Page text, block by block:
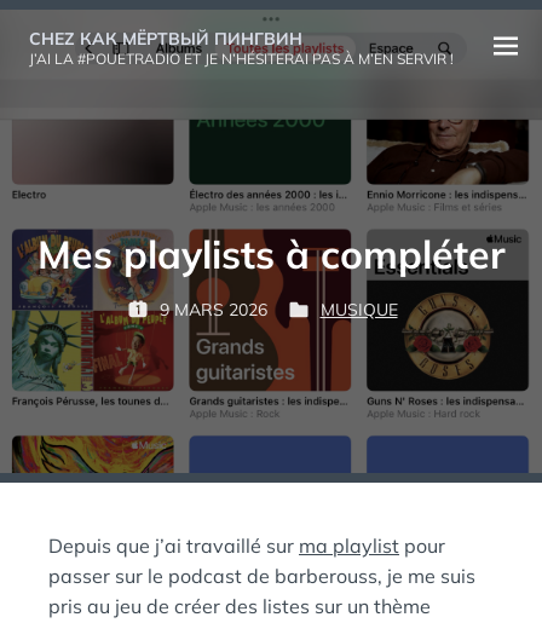
Aller
contenu
CHEZ КАК МЁРТВЫЙ ПИНГВИН
J’AI LA #POUETRADIO ET JE N’HÉSITERAI PAS À M’EN SERVIR !
menu
Mes playlists à compléter
P
U
B
L
É
L
:
9 MARS 2026
P
AК
К
Ё
Ы
Й
П
P
B
L
D
S
MUSIQUE
Depuis que j’ai travaillé sur ma playlist pour
passer sur le podcast de barberouss, je me suis
pris au jeu de créer des listes sur un thème